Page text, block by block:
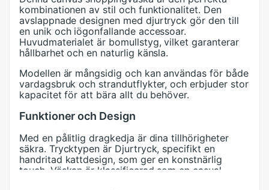
kombinationen av stil och funktionalitet. Den
avslappnade designen med djurtryck gör den till
en unik och iögonfallande accessoar.
Huvudmaterialet är bomullstyg, vilket garanterar
hållbarhet och en naturlig känsla.
Modellen är mångsidig och kan användas för både
vardagsbruk och strandutflykter, och erbjuder stor
kapacitet för att bära allt du behöver.
Funktioner och Design
Med en pålitlig dragkedja är dina tillhörigheter
säkra. Trycktypen är Djurtryck, specifikt en
handritad kattdesign, som ger en konstnärlig
touch. Väskan är klassificerad som en casual